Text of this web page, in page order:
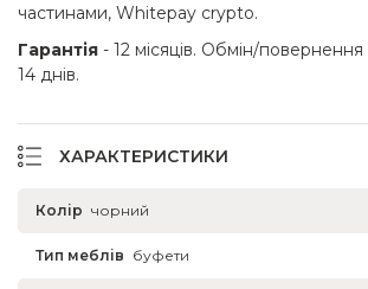
частинами, Whitepay crypto.
Гарантія - 12 місяців. Обмін/
14 днів.
ХАРАКТЕРИСТИКИ
Колір чорний
Тип меблів буфети